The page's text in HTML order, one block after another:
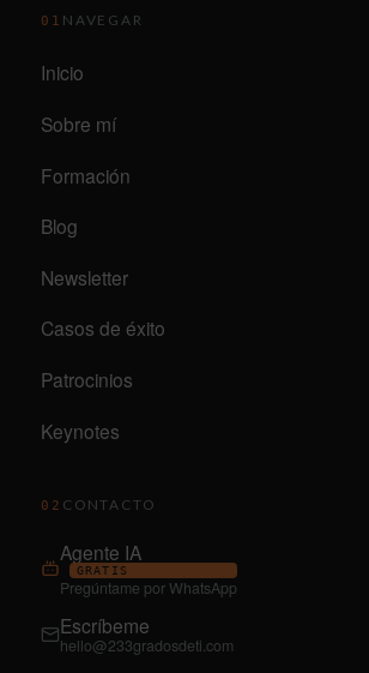
01 NAVEGAR
Inicio
Sobre mí
Formación
Blog
Newsletter
Casos de éxito
Patrocinios
Keynotes
02 CONTACTO
Agente IA
GRATIS
Pregúntame por WhatsApp
Escríbeme
hello@233gradosdeti.com